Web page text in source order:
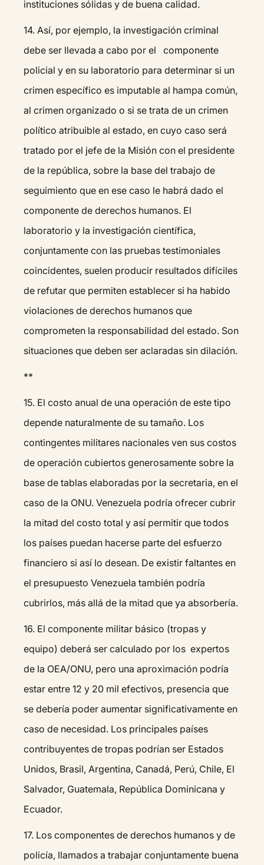
instituciones sólidas y de buena calidad.
14.⁠ ⁠Así, por ejemplo, la investigación criminal
debe ser llevada a cabo por el componente
policial y en su laboratorio para determinar si un
crimen específico es imputable al hampa común,
al crimen organizado o si se trata de un crimen
político atribuible al estado, en cuyo caso será
tratado por el jefe de la Misión con el presidente
de la república, sobre la base del trabajo de
seguimiento que en ese caso le habrá dado el
componente de derechos humanos. El
laboratorio y la investigación científica,
conjuntamente con las pruebas testimoniales
coincidentes, suelen producir resultados difíciles
de refutar que permiten establecer si ha habido
violaciones de derechos humanos que
comprometen la responsabilidad del estado. Son
situaciones que deben ser aclaradas sin dilación.
**
15.⁠ ⁠El costo anual de una operación de este tipo
depende naturalmente de su tamaño. Los
contingentes militares nacionales ven sus costos
de operación cubiertos generosamente sobre la
base de tablas elaboradas por la secretaria, en el
caso de la ONU. Venezuela podría ofrecer cubrir
la mitad del costo total y así permitir que todos
los países puedan hacerse parte del esfuerzo
financiero si así lo desean. De existir faltantes en
el presupuesto Venezuela también podría
cubrirlos, más allá de la mitad que ya absorbería.
16.⁠ ⁠El componente militar básico (tropas y
equipo) deberá ser calculado por los expertos
de la OEA/ONU, pero una aproximación podría
estar entre 12 y 20 mil efectivos, presencia que
se debería poder aumentar significativamente en
caso de necesidad. Los principales países
contribuyentes de tropas podrían ser Estados
Unidos, Brasil, Argentina, Canadá, Perú, Chile, El
Salvador, Guatemala, República Dominicana y
Ecuador.
17.⁠ ⁠Los componentes de derechos humanos y de
policía, llamados a trabajar conjuntamente buena